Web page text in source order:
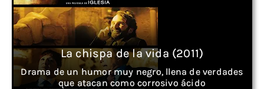
La chispa de la vida (2011)
Drama de un humor muy negro, llena de verdades
que atacan como corrosivo ácido